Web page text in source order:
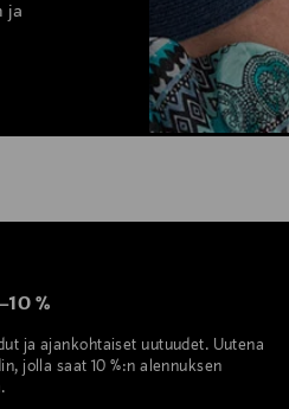
ja
10 %
ja ajankohtaiset uutuudet. Uutena
jolla saat 10 %:n alennuksen